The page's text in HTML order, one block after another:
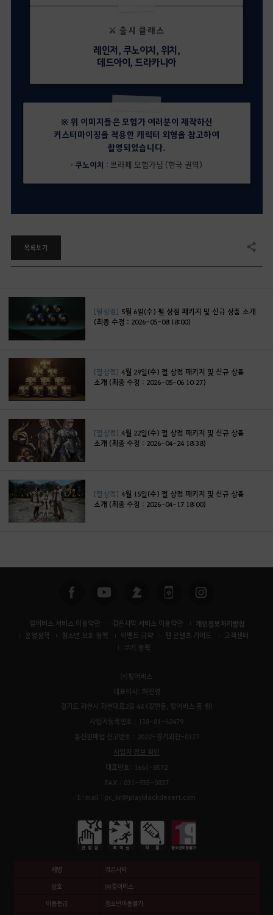
⚔️ 출시 클래스
레인저, 쿠노이치, 위치,
데드아이, 드라카니아
※ 위 이미지들은 모험가 여러분이 제작하신
커스터마이징을 적용한 캐릭터 외형을 참고하여
촬영되었습니다.
· 쿠노이치 : 쁘라페 모험가님 (한국 권역)
목록보기 공유하기
[펄상점] 5월 6일(수) 펄 상점 패키지 및 신규 상품 소개
(최종 수정 : 2026-05-08 18:00)
[펄상점] 4월 29일(수) 펄 상점 패키지 및 신규 상품
소개 (최종 수정 : 2026-05-06 10:27)
[펄상점] 4월 22일(수) 펄 상점 패키지 및 신규 상품
소개 (최종 수정 : 2026-04-24 18:38)
[펄상점] 4월 15일(수) 펄 상점 패키지 및 신규 상품
소개 (최종 수정 : 2026-04-17 18:00)
펄어비스 서비스 이용약관 검은사막 서비스 이용약관 개인정보처리방침
운영정책 청소년 보호 정책 이벤트 규약 팬 콘텐츠 가이드
고객센터
쿠키 정책
㈜펄어비스
대표이사: 허진영
경기도 과천시 과천대로2길 48 (갈현동, 펄어비스 홈 원)
사업자등록번호 : 138-81-62479
통신판매업 신고번호 : 2022-경기과천-0177
사업자 정보 확인
대표번호: 1661-8572
FAX : 031-935-0837
E-mail : pc_kr@playblackdesert.com
제명 검은사막
상호 ㈜펄어비스
이용등급 청소년이용불가